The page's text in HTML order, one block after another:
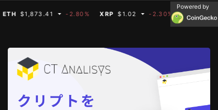
$1,873.41 -2.80% XRP $1.02 -2.30% BNB $599.69
Powered by